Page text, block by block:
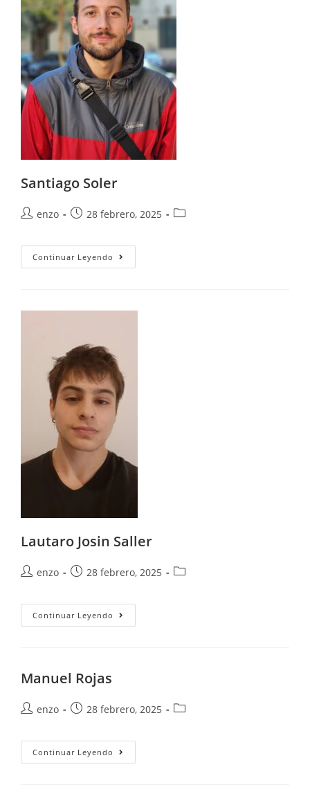
Santiago Soler
enzo 28 febrero, 2025
Continuar Leyendo
Lautaro Josin Saller
enzo 28 febrero, 2025
Continuar Leyendo
Manuel Rojas
enzo 28 febrero, 2025
Continuar Leyendo